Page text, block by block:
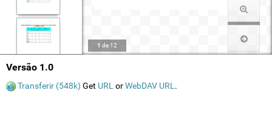
1 de 12
Versão 1.0
Transferir (548k) Get URL orWebDAV URL .